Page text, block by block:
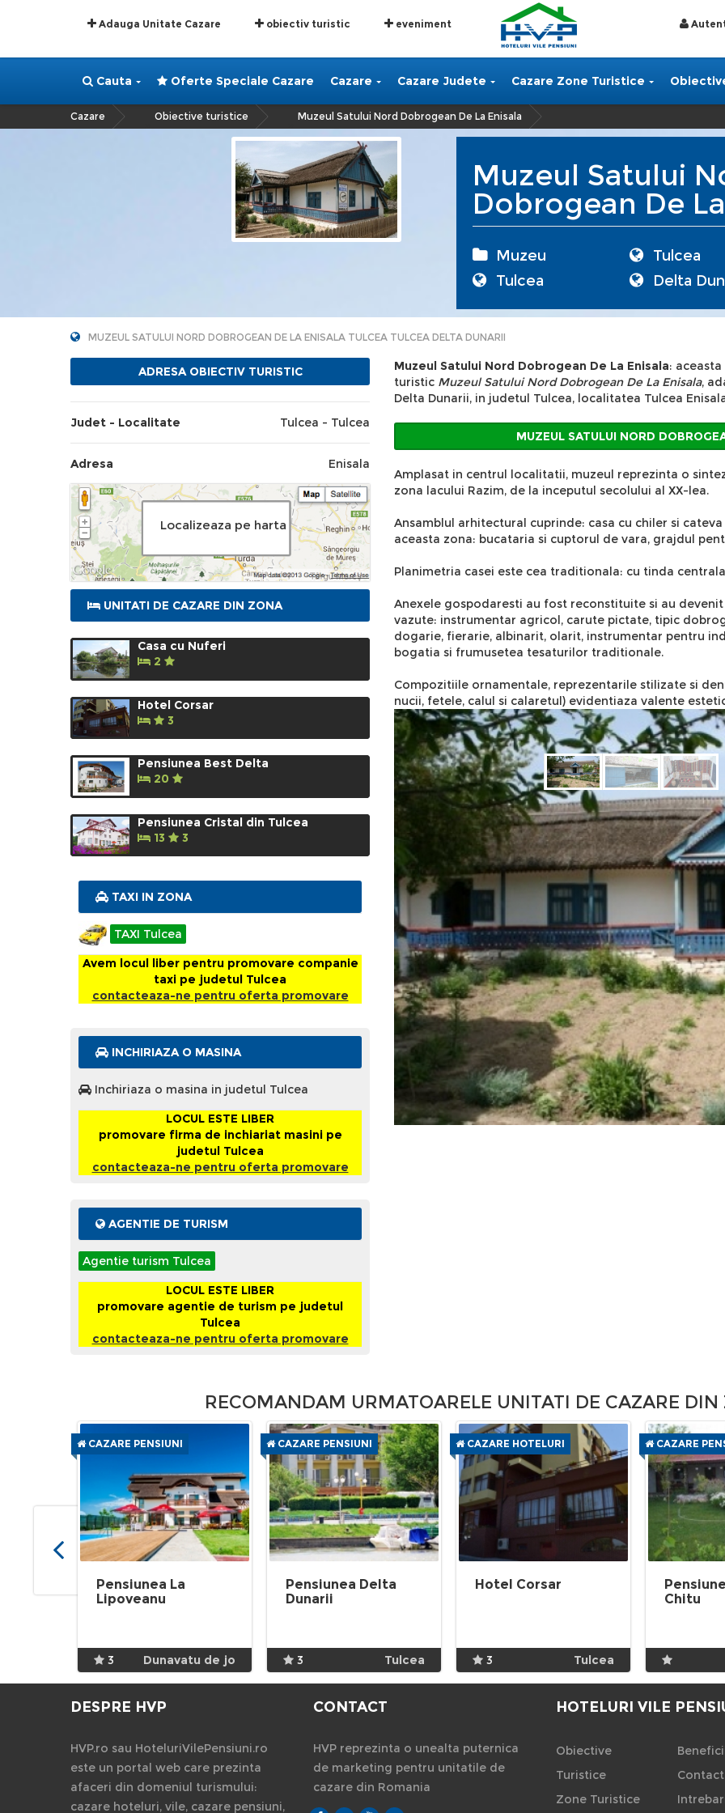
Adauga Unitate Cazare obiectiv turistic eveniment
Cauta Oferte Speciale Cazare Cazare Cazare Judete Cazare Zone Turistice
Cazare Obiective turistice Muzeul Satului Nord Dobrogean De La Enisala
Muzeul Satului
Dobrogean De
Muzeu
Tulcea
Tulcea
Delta
MUZEUL SATULUI NORD DOBROGEAN DE LA ENISALA TULCEA TULCEA DELTA DUNARII
ADRESA OBIECTIV TURISTIC
Judet - Localitate Tulcea - Tulcea
Adresa Enisala
Localizeaza pe harta
UNITATI DE CAZARE DIN ZONA
Casa cu Nuferi
2
Hotel Corsar
3
Pensiunea Best Delta
20
Pensiunea Cristal din Tulcea
13
3
TAXI IN ZONA
TAXI Tulcea
Avem locul liber pentru promovare companie
taxi pe judetul Tulcea
contacteaza-ne pentru oferta promovare
INCHIRIAZA O MASINA
Inchiriaza o masina in judetul Tulcea
LOCUL ESTE LIBER
promovare firma de inchiariat masini pe
judetul Tulcea
contacteaza-ne pentru oferta promovare
AGENTIE DE TURISM
Agentie turism Tulcea
LOCUL ESTE LIBER
promovare agentie de turism pe judetul
Tulcea
contacteaza-ne pentru oferta promovare
Muzeul Satului Nord Dobrogean De La Enisala:
turistic Muzeul Satului Nord Dobrogean De La Enisala,
Delta Dunarii, in judetul Tulcea, localitatea Tulcea
MUZEUL SATULUI NORD
Amplasat in centrul localitatii, muzeul reprezinta o
zona lacului Razim, de la inceputul secolului al XX-lea.
Ansamblul arhitectural cuprinde: casa cu chiler si
aceasta zona: bucataria si cuptorul de vara, grajdul
Planimetria casei este cea traditionala: cu tinda
Anexele gospodaresti au fost reconstituite si au
vazute: instrumentar agricol, carute pictate, tipic
dogarie, fierarie, albinarit, olarit, instrumentar pentru
bogatia si frumusetea tesaturilor traditionale.
Compozitiile ornamentale, reprezentarile stilizate si
nucii, fetele, calul si calaretul) evidentiaza valente
RECOMANDAM URMATOARELE UNITATI DE CAZARE DIN
CAZARE PENSIUNI
Pensiunea La
Lipoveanu
3 Dunavatu de jo
CAZARE PENSIUNI
Pensiunea Delta
Dunarii
3 Tulcea
CAZARE HOTELURI
Hotel Corsar
3 Tulcea
CAZARE
Chitu
DESPRE HVP
HVP.ro sau HoteluriVilePensiuni.ro
este un portal web care prezinta
afaceri din domeniul turismului:
cazare hoteluri, vile, cazare pensiuni,
CONTACT
HVP reprezinta o unealta puternica
de marketing pentru unitatile de
cazare din Romania
HOTELURI VILE
Obiective
Turistice
Zone Turistice
Contact